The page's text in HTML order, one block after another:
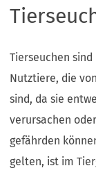
Tierseuchen
Nutztiere, die
sind, da sie
verursachen
gefährden
gelten, ist im